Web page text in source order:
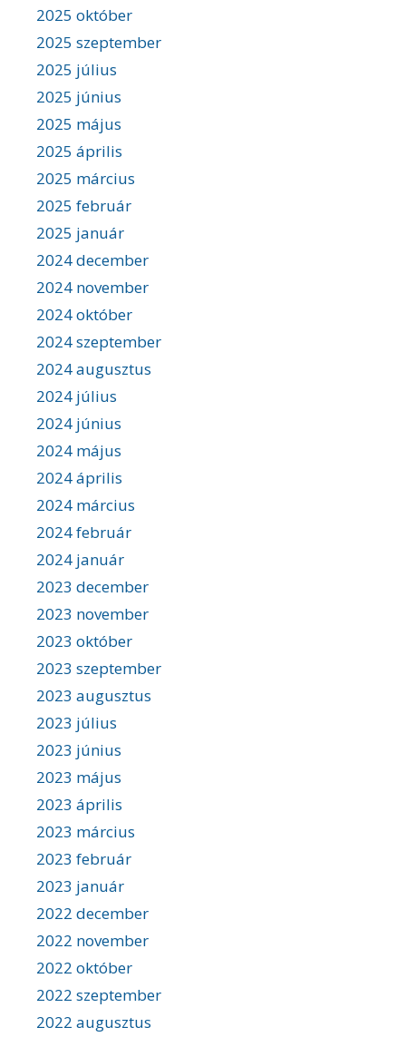
2025 október
2025 szeptember
2025 július
2025 június
2025 május
2025 április
2025 március
2025 február
2025 január
2024 december
2024 november
2024 október
2024 szeptember
2024 augusztus
2024 július
2024 június
2024 május
2024 április
2024 március
2024 február
2024 január
2023 december
2023 november
2023 október
2023 szeptember
2023 augusztus
2023 július
2023 június
2023 május
2023 április
2023 március
2023 február
2023 január
2022 december
2022 november
2022 október
2022 szeptember
2022 augusztus